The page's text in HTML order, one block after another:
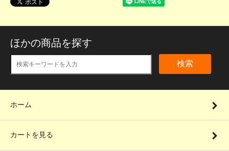
ほかの商品を探す
検索
ホーム
カートを見る